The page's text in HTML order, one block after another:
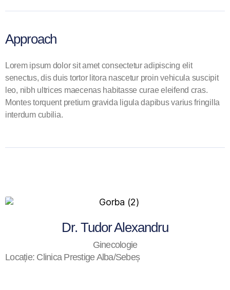
Approach
Lorem ipsum dolor sit amet consectetur adipiscing elit
senectus, dis duis tortor litora nascetur proin vehicula suscipit
leo, nibh ultrices maecenas habitasse curae eleifend cras.
Montes torquent pretium gravida ligula dapibus varius fringilla
interdum cubilia.
Dr. Tudor Alexandru
Ginecologie
Locație: Clinica Prestige Alba/Sebeș